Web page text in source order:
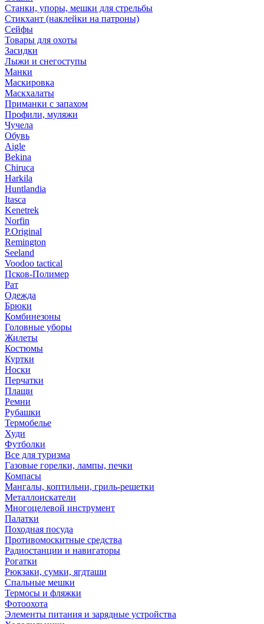
Станки, упоры, мешки для стрельбы
Стикхант (наклейки на патроны)
Сейфы
Товары для охоты
Засидки
Лыжи и снегоступы
Манки
Маскировка
Маскхалаты
Приманки с запахом
Профили, муляжи
Чучела
Обувь
Aigle
Bekina
Chiruсa
Harkila
Huntlandia
Itasca
Kenetrek
Norfin
P.Original
Remington
Seeland
Voodoo tactical
Псков-Полимер
Рат
Одежда
Брюки
Комбинезоны
Головные уборы
Жилеты
Костюмы
Куртки
Носки
Перчатки
Плащи
Ремни
Рубашки
Термобелье
Худи
Футболки
Все для туризма
Газовые горелки, лампы, печки
Компасы
Мангалы, коптильни, гриль-решетки
Металлоискатели
Многоцелевой инструмент
Палатки
Походная посуда
Противомоскитные средства
Радиостанции и навигаторы
Рогатки
Рюкзаки, сумки, ягдташи
Спальные мешки
Термосы и фляжки
Фотоохота
Элементы питания и зарядные устройства